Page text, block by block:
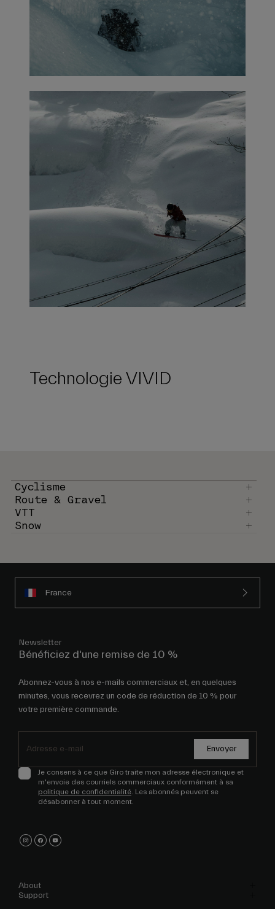
Technologie VIVID
Cyclisme
Route & Gravel
VTT
Snow
France
Newsletter
Bénéficiez d'une remise de 10 %
Abonnez-vous à nos e-mails commerciaux et, en quelques
minutes, vous recevrez un code de réduction de 10 % pour
votre première commande.
Envoyer
Je consens à ce que Giro traite mon adresse électronique et
m'envoie des courriels commerciaux conformément à sa
politique de confidentialité. Les abonnés peuvent se
désabonner à tout moment.
About
Support